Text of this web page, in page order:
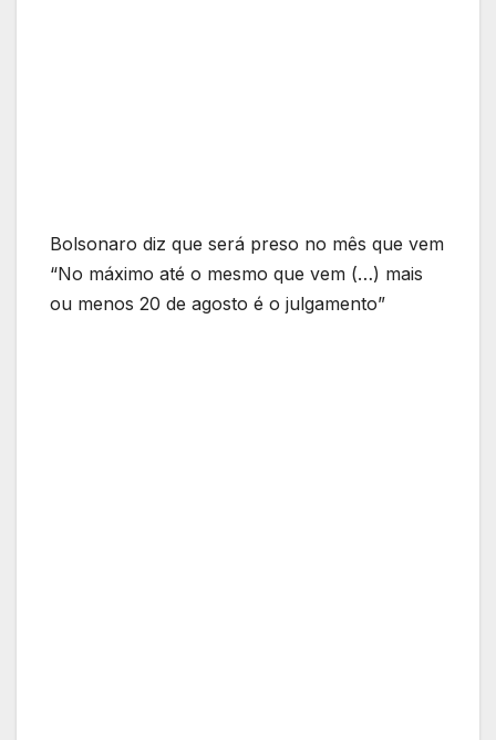
Bolsonaro diz que será preso no mês que vem
“No máximo até o mesmo que vem (…) mais
ou menos 20 de agosto é o julgamento”